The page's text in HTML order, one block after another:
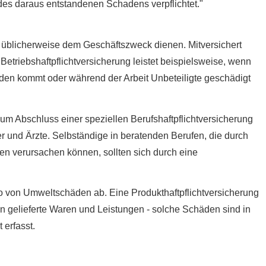
daraus entstandenen Schadens verpflichtet."
dem Geschäftszweck dienen. Mitversichert
leistet beispielsweise, wenn
kommt oder während der Arbeit Unbeteiligte geschädigt
Abschluss einer speziellen Berufshaftpflichtversicherung
und Ärzte. Selbständige in beratenden Berufen, die durch
verursachen können, sollten sich durch eine
Umweltschäden ab. Eine Produkthaftpflichtversicherung
gelieferte Waren und Leistungen - solche Schäden sind in
erfasst.